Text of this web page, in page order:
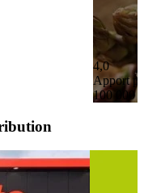
4,0
Apport
100 000 €